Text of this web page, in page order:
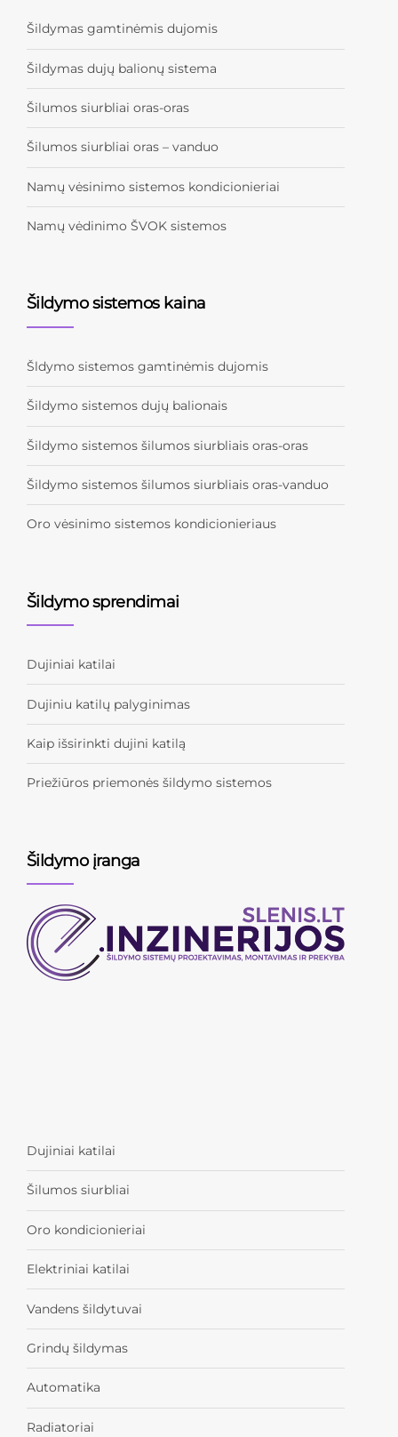
Šildymas gamtinėmis dujomis
Šildymas dujų balionų sistema
Šilumos siurbliai oras-oras
Šilumos siurbliai oras – vanduo
Namų vėsinimo sistemos kondicionieriai
Namų vėdinimo ŠVOK sistemos
Šildymo sistemos kaina
Šldymo sistemos gamtinėmis dujomis
Šildymo sistemos dujų balionais
Šildymo sistemos šilumos siurbliais oras-oras
Šildymo sistemos šilumos siurbliais oras-vanduo
Oro vėsinimo sistemos kondicionieriaus
Šildymo sprendimai
Dujiniai katilai
Dujiniu katilų palyginimas
Kaip išsirinkti dujini katilą
Priežiūros priemonės šildymo sistemos
Šildymo įranga
Dujiniai katilai
Šilumos siurbliai
Oro kondicionieriai
Elektriniai katilai
Vandens šildytuvai
Grindų šildymas
Automatika
Radiatoriai